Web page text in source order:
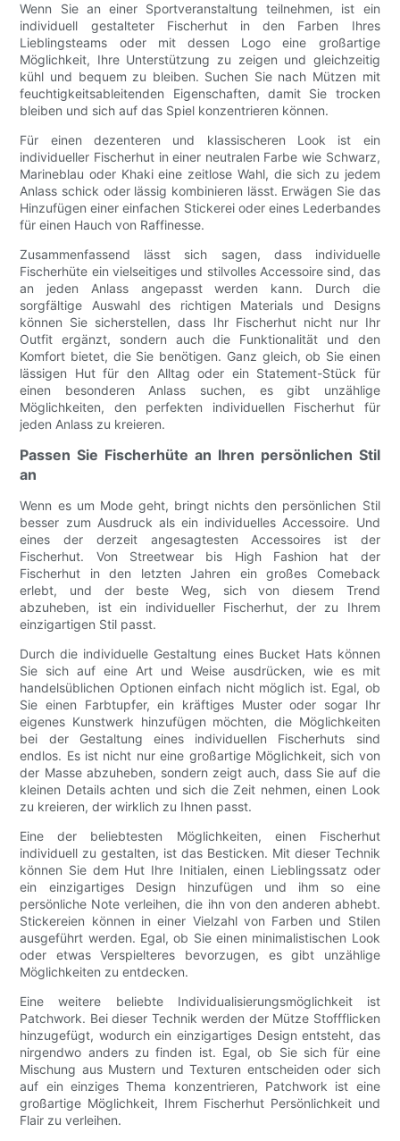
Wenn Sie an einer Sportveranstaltung teilnehmen, ist ein
individuell gestalteter Fischerhut in den Farben Ihres
Lieblingsteams oder mit dessen Logo eine großartige
Möglichkeit, Ihre Unterstützung zu zeigen und gleichzeitig
kühl und bequem zu bleiben. Suchen Sie nach Mützen mit
feuchtigkeitsableitenden Eigenschaften, damit Sie trocken
bleiben und sich auf das Spiel konzentrieren können.
Für einen dezenteren und klassischeren Look ist ein
individueller Fischerhut in einer neutralen Farbe wie Schwarz,
Marineblau oder Khaki eine zeitlose Wahl, die sich zu jedem
Anlass schick oder lässig kombinieren lässt. Erwägen Sie das
Hinzufügen einer einfachen Stickerei oder eines Lederbandes
für einen Hauch von Raffinesse.
Zusammenfassend lässt sich sagen, dass individuelle
Fischerhüte ein vielseitiges und stilvolles Accessoire sind, das
an jeden Anlass angepasst werden kann. Durch die
sorgfältige Auswahl des richtigen Materials und Designs
können Sie sicherstellen, dass Ihr Fischerhut nicht nur Ihr
Outfit ergänzt, sondern auch die Funktionalität und den
Komfort bietet, die Sie benötigen. Ganz gleich, ob Sie einen
lässigen Hut für den Alltag oder ein Statement-Stück für
einen besonderen Anlass suchen, es gibt unzählige
Möglichkeiten, den perfekten individuellen Fischerhut für
jeden Anlass zu kreieren.
Passen Sie Fischerhüte an Ihren persönlichen Stil
an
Wenn es um Mode geht, bringt nichts den persönlichen Stil
besser zum Ausdruck als ein individuelles Accessoire. Und
eines der derzeit angesagtesten Accessoires ist der
Fischerhut. Von Streetwear bis High Fashion hat der
Fischerhut in den letzten Jahren ein großes Comeback
erlebt, und der beste Weg, sich von diesem Trend
abzuheben, ist ein individueller Fischerhut, der zu Ihrem
einzigartigen Stil passt.
Durch die individuelle Gestaltung eines Bucket Hats können
Sie sich auf eine Art und Weise ausdrücken, wie es mit
handelsüblichen Optionen einfach nicht möglich ist. Egal, ob
Sie einen Farbtupfer, ein kräftiges Muster oder sogar Ihr
eigenes Kunstwerk hinzufügen möchten, die Möglichkeiten
bei der Gestaltung eines individuellen Fischerhuts sind
endlos. Es ist nicht nur eine großartige Möglichkeit, sich von
der Masse abzuheben, sondern zeigt auch, dass Sie auf die
kleinen Details achten und sich die Zeit nehmen, einen Look
zu kreieren, der wirklich zu Ihnen passt.
Eine der beliebtesten Möglichkeiten, einen Fischerhut
individuell zu gestalten, ist das Besticken. Mit dieser Technik
können Sie dem Hut Ihre Initialen, einen Lieblingssatz oder
ein einzigartiges Design hinzufügen und ihm so eine
persönliche Note verleihen, die ihn von den anderen abhebt.
Stickereien können in einer Vielzahl von Farben und Stilen
ausgeführt werden. Egal, ob Sie einen minimalistischen Look
oder etwas Verspielteres bevorzugen, es gibt unzählige
Möglichkeiten zu entdecken.
Eine weitere beliebte Individualisierungsmöglichkeit ist
Patchwork. Bei dieser Technik werden der Mütze Stoffflicken
hinzugefügt, wodurch ein einzigartiges Design entsteht, das
nirgendwo anders zu finden ist. Egal, ob Sie sich für eine
Mischung aus Mustern und Texturen entscheiden oder sich
auf ein einziges Thema konzentrieren, Patchwork ist eine
großartige Möglichkeit, Ihrem Fischerhut Persönlichkeit und
Flair zu verleihen.